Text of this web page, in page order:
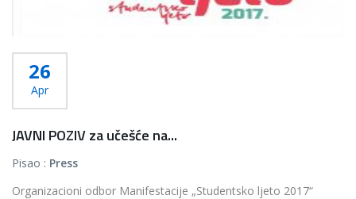
26
Apr
JAVNI POZIV za učešće na...
Pisao : Press
Organizacioni odbor Manifestacije „Studentsko ljeto 2017“